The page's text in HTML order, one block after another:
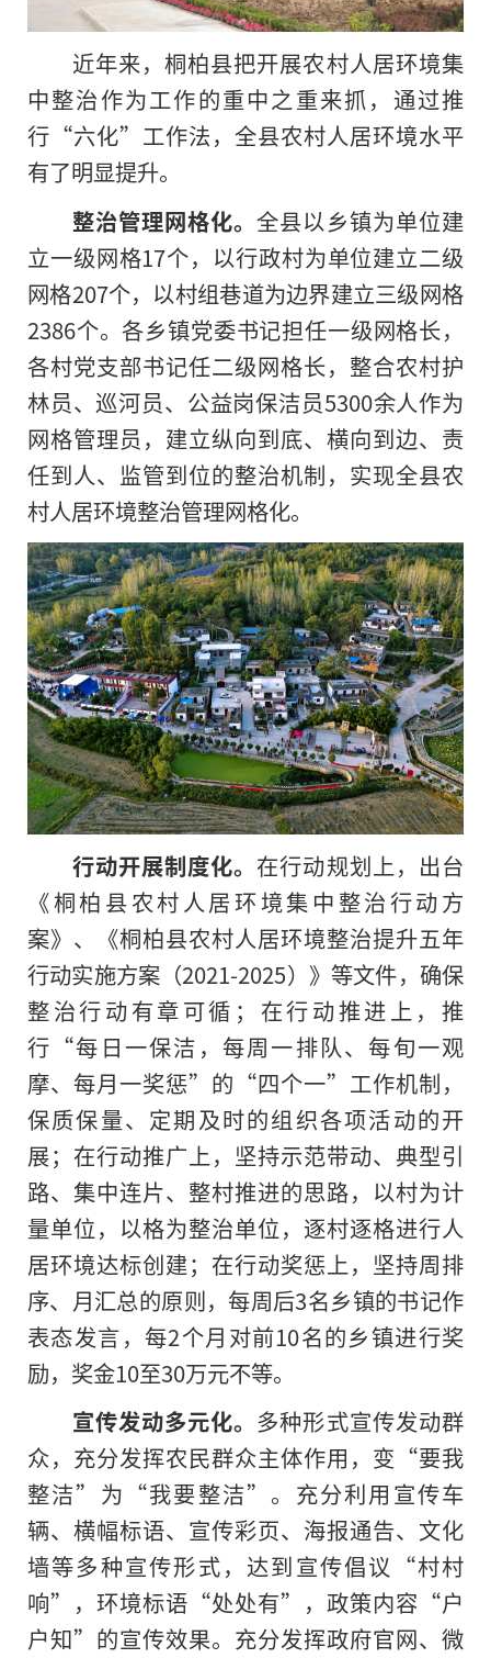
近年来，桐柏县把开展农村人居环境集
中整治作为工作的重中之重来抓，通过推
行“六化”工作法，全县农村人居环境水平
有了明显提升。
整治管理网格化。全县以乡镇为单位建
立一级网格17个，以行政村为单位建立二级
网格207个，以村组巷道为边界建立三级网格
2386个。各乡镇党委书记担任一级网格长，
各村党支部书记任二级网格长，整合农村护
林员、巡河员、公益岗保洁员5300余人作为
网格管理员，建立纵向到底、横向到边、责
任到人、监管到位的整治机制，实现全县农
村人居环境整治管理网格化。
行动开展制度化。 在行动规划上，出台
《桐柏县农村人居环境集中整治行动方
案》、《桐柏县农村人居环境整治提升五年
行动实施方案（2021-2025）》等文件，确保
整治行动有章可循；在行动推进上，推
行“每日一保洁，每周一排队、每旬一观
摩、每月一奖惩”的“四个一”工作机制，
保质保量、定期及时的组织各项活动的开
展；在行动推广上，坚持示范带动、典型引
路、集中连片、整村推进的思路，以村为计
量单位，以格为整治单位，逐村逐格进行人
居环境达标创建；在行动奖惩上，坚持周排
序、月汇总的原则，每周后3名乡镇的书记作
表态发言，每2个月对前10名的乡镇进行奖
励，奖金10至30万元不等。
宣传发动多元化。 多种形式宣传发动群
众，充分发挥农民群众主体作用，变“要我
整洁”为“我要整洁”。充分利用宣传车
辆、横幅标语、宣传彩页、海报通告、文化
墙等多种宣传形式，达到宣传倡议“村村
响”，环境标语“处处有”，政策内容“户
户知”的宣传效果。充分发挥政府官网、微